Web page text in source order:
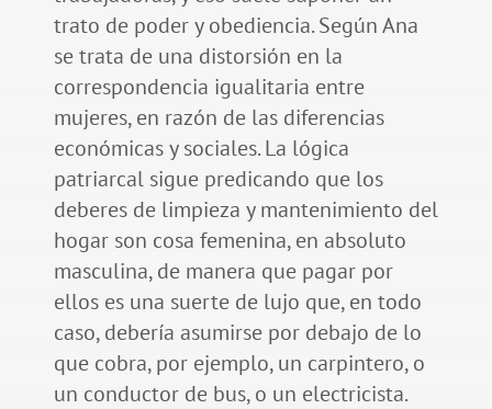
trato de poder y obediencia. Según Ana
se trata de una distorsión en la
correspondencia igualitaria entre
mujeres, en razón de las diferencias
económicas y sociales. La lógica
patriarcal sigue predicando que los
deberes de limpieza y mantenimiento del
hogar son cosa femenina, en absoluto
masculina, de manera que pagar por
ellos es una suerte de lujo que, en todo
caso, debería asumirse por debajo de lo
que cobra, por ejemplo, un carpintero, o
un conductor de bus, o un electricista.